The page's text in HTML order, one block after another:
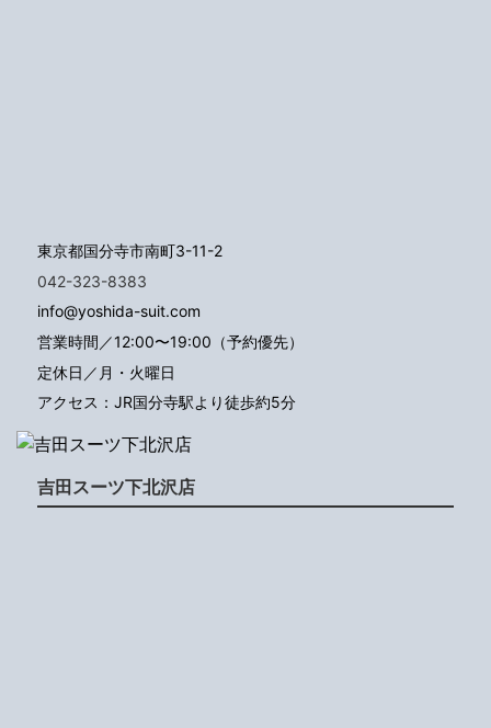
東京都国分寺市南町3-11-2
042-323-8383
info@yoshida-suit.com
営業時間／12:00〜19:00（予約優先）
定休日／月・火曜日
アクセス：JR国分寺駅より徒歩約5分
吉田スーツ下北沢店